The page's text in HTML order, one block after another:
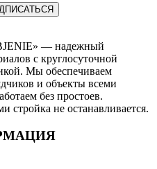
— надежный
с круглосуточной
Мы обеспечиваем
и объекты всеми
без простоев.
стройка не останавливается.